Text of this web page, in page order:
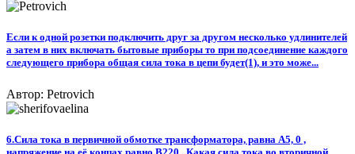
Если к одной розетки подключить друг за другом несколько удлинителей
а затем в них включать бытовые приборы то при подсоединение каждого
следующего прибора общая сила тока в цепи будет(1), и это може...
Автор: Petrovich
6.Сила тока в первичной обмотке трансформатора, равна A5, 0 ,